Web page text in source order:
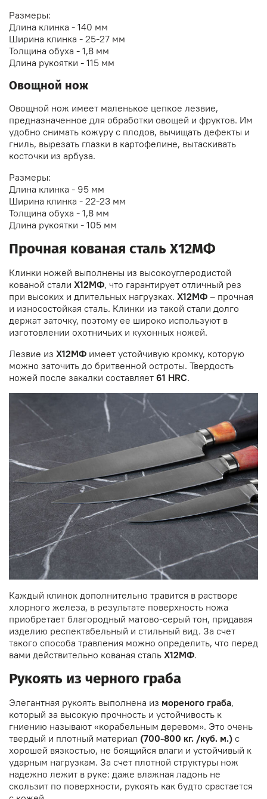
Размеры:
Длина клинка - 140 мм
Ширина клинка - 25-27 мм
Толщина обуха - 1,8 мм
Длина рукоятки - 115 мм
Овощной нож
Овощной нож имеет маленькое цепкое лезвие,
предназначенное для обработки овощей и фруктов. Им
удобно снимать кожуру с плодов, вычищать дефекты и
гниль, вырезать глазки в картофелине, вытаскивать
косточки из арбуза.
Размеры:
Длина клинка - 95 мм
Ширина клинка - 22-23 мм
Толщина обуха - 1,8 мм
Длина рукоятки - 105 мм
Прочная кованая сталь Х12МФ
Клинки ножей выполнены из высокоуглеродистой
кованой стали Х12МФ, что гарантирует отличный рез
при высоких и длительных нагрузках. Х12МФ – прочная
и износостойкая сталь. Клинки из такой стали долго
держат заточку, поэтому ее широко используют в
изготовлении охотничьих и кухонных ножей.
Лезвие из Х12МФ имеет устойчивую кромку, которую
можно заточить до бритвенной остроты. Твердость
ножей после закалки составляет 61 HRC.
Каждый клинок дополнительно травится в растворе
хлорного железа, в результате поверхность ножа
приобретает благородный матово-серый тон, придавая
изделию респектабельный и стильный вид. За счет
такого способа травления можно определить, что перед
вами действительно кованая сталь Х12МФ.
Рукоять из черного граба
Элегантная рукоять выполнена из мореного граба,
который за высокую прочность и устойчивость к
гниению называют «корабельным деревом». Это очень
твердый и плотный материал (700-800 кг. /куб. м.) с
хорошей вязкостью, не боящийся влаги и устойчивый к
ударным нагрузкам. За счет плотной структуры нож
надежно лежит в руке: даже влажная ладонь не
скользит по поверхности, рукоять как будто срастается